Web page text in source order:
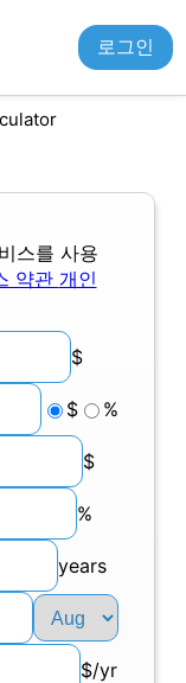
로그인
스를 사용
약관 개인
$
$ %
$
%
years
$/yr